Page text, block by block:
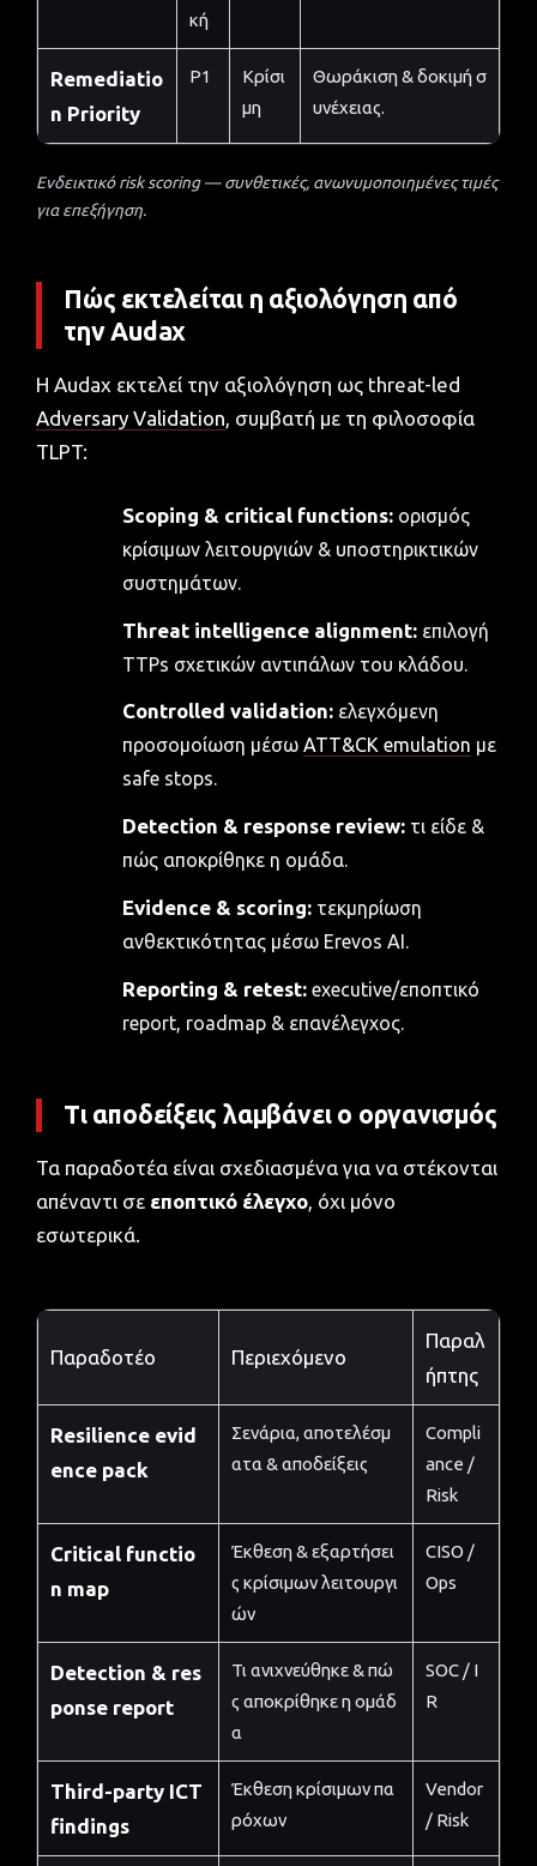
κή
Remediatio
n Priority
P1
Κρίσι
μη
Θωράκιση & δοκιμή σ
υνέχειας.
Ενδεικτικό risk scoring — συνθετικές, ανωνυμοποιημένες τιμές
για επεξήγηση.
Πώς εκτελείται η αξιολόγηση από
την Audax
Η Audax εκτελεί την αξιολόγηση ως threat-led
Adversary Validation , συμβατή με τη φιλοσοφία
TLPT:
Scoping & critical functions:ορισμός
κρίσιμων λειτουργιών & υποστηρικτικών
συστημάτων.
Threat intelligence alignment:επιλογή
TTPs σχετικών αντιπάλων του κλάδου.
Controlled validation:ελεγχόμενη
προσομοίωση μέσω ATT&CK emulation με
safe stops.
Detection & response review:τι είδε &
πώς αποκρίθηκε η ομάδα.
Evidence & scoring:τεκμηρίωση
ανθεκτικότητας μέσω Erevos AI.
Reporting & retest:executive/εποπτικό
report, roadmap & επανέλεγχος.
Τι αποδείξεις λαμβάνει ο οργανισμός
Τα παραδοτέα είναι σχεδιασμένα για να στέκονται
απέναντι σε εποπτικό έλεγχο, όχι μόνο
εσωτερικά.
Παραδοτέο Περιεχόμενο
Παραλ
ήπτης
Resilience evid
ence pack
Σενάρια, αποτελέσμ
ατα & αποδείξεις
Compli
ance /
Risk
Critical functio
n map
Έκθεση & εξαρτήσει
ς κρίσιμων λειτουργι
ών
CISO /
Ops
Detection & res
ponse report
Τι ανιχνεύθηκε & πώ
ς αποκρίθηκε η ομάδ
α
SOC / I
R
Third-party ICT
findings
Έκθεση κρίσιμων πα
ρόχων
Vendor
/ Risk